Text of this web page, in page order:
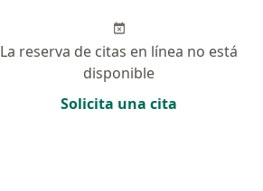
La reserva de citas en línea no está
disponible
Solicita una cita